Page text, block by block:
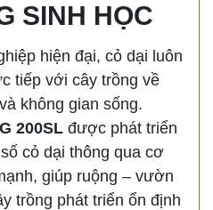
SINH HỌC
hiện đại, cỏ dại luôn
tiếp với cây trồng về
không gian sống.
200SL được phát triển
cỏ dại thông qua cơ
giúp ruộng – vườn
trồng phát triển ổn định